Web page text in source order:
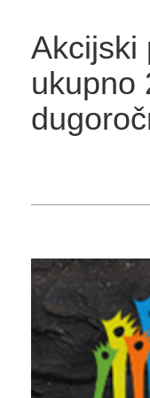
Akcijski
ukupno